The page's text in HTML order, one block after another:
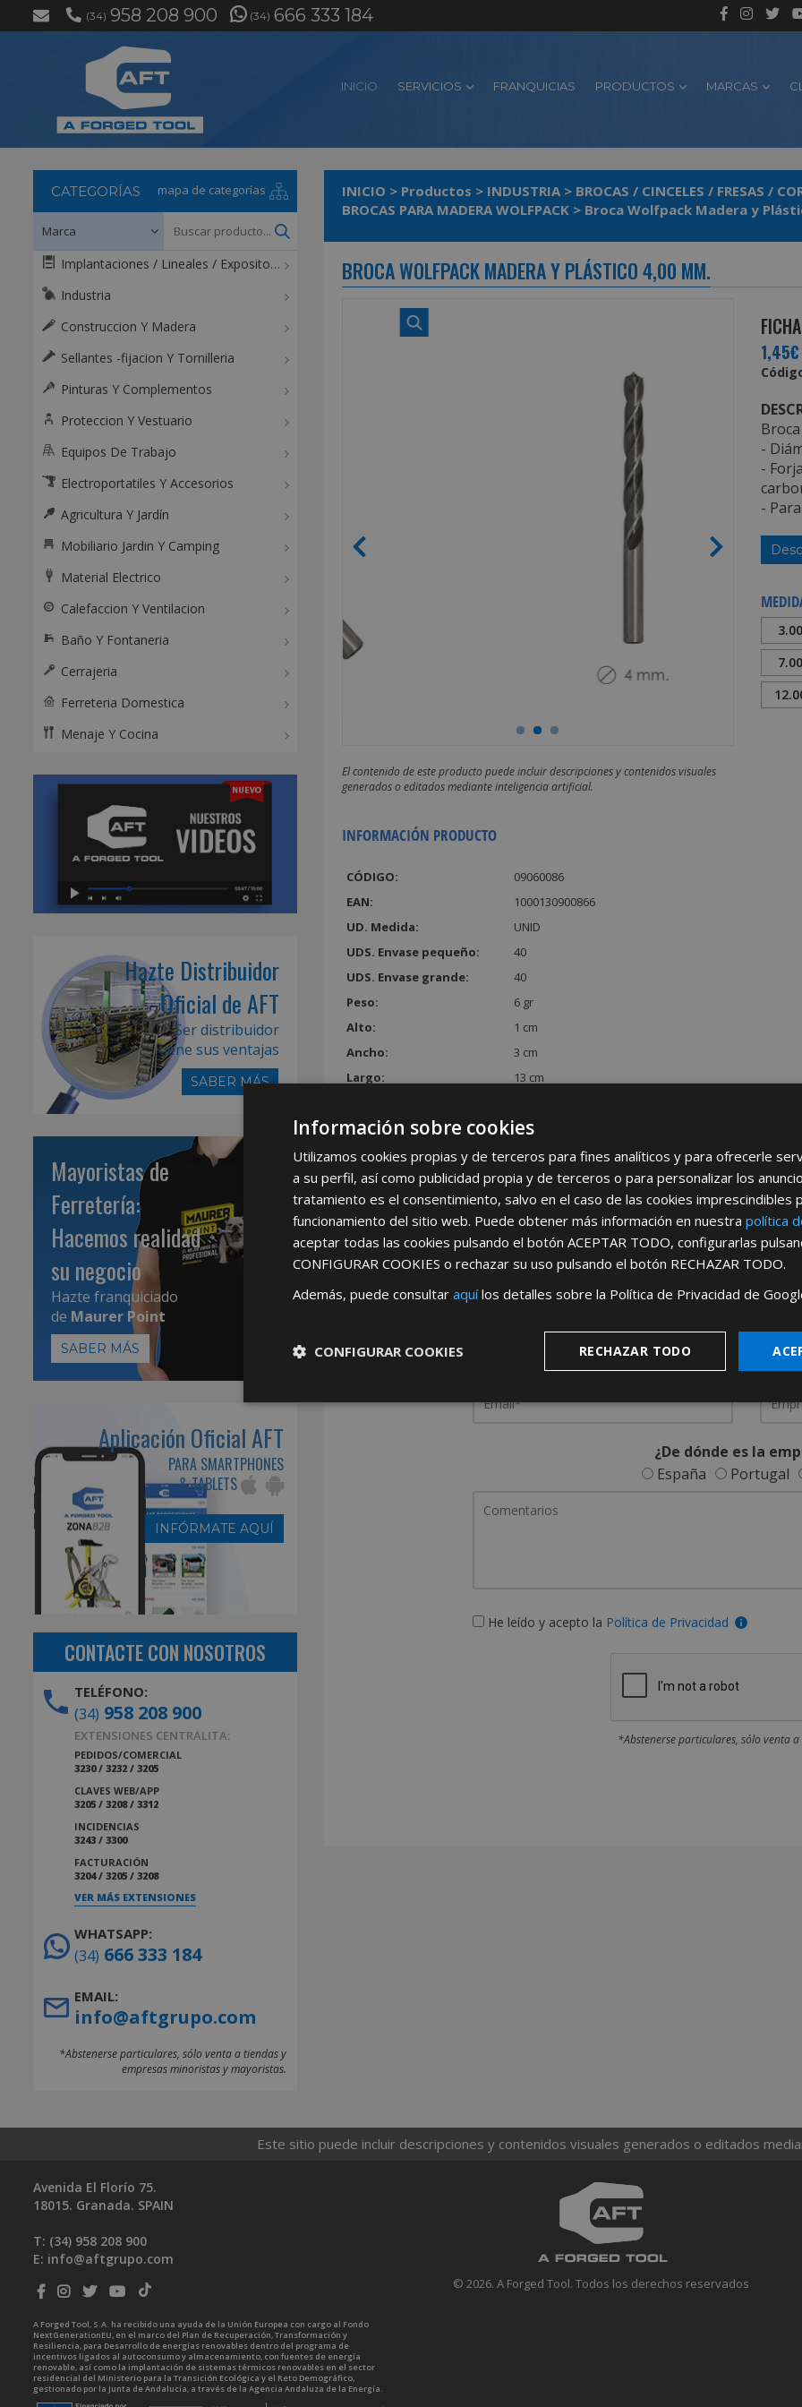
(34) 958 208 900 (34) 666 333 184
INICIO SERVICIOS FRANQUICIAS PRODUCTOS MARCAS
INICIO > Productos > INDUSTRIA > BROCAS / CINCELES / FRESAS /
BROCAS PARA MADERA WOLFPACK > Broca Wolfpack Madera y
BROCA WOLFPACK MADERA Y PLÁSTICO 4,00 MM.
El contenido de este producto puede incluir descripciones y contenidos visuales
generados o editados mediante inteligencia artificial.
INFORMACIÓN PRODUCTO
CÓDIGO:
09060086
EAN:
1000130900866
UD. Medida:
UNID
UDS. Envase pequeño:
40
UDS. Envase grande:
40
Peso:
6 gr
Alto:
1 cm
Ancho:
3 cm
Largo:
13 cm
1,45€
-
-
-
REGÍSTRATE PARA HACERTE
Desdeaquípodrá ver todas las
Rellene este formulario y nos pondremos en contacto
¿De dónde es la
España
Portugal
He leído y acepto la Política de Privacidad
*Abstenerse particulares, sólo venta
CATEGORÍAS mapa de categorías
Implantaciones / Lineales / Expositores / Mostradores
Industria
Construccion Y Madera
Sellantes -fijacion Y Tornilleria
Pinturas Y Complementos
Proteccion Y Vestuario
Equipos De Trabajo
Electroportatiles Y Accesorios
Agricultura Y Jardín
Mobiliario Jardin Y Camping
Material Electrico
Calefaccion Y Ventilacion
Baño Y Fontaneria
Cerrajeria
Ferreteria Domestica
Menaje Y Cocina
Hazte Distribuidor
Oficial de AFT
Ser distribuidor
tiene sus ventajas
SABER MÁS
Mayoristas de
Ferretería:
Hacemos realidad
su negocio
Hazte franquiciado
de Maurer Point
SABER MÁS
Aplicación Oficial AFT
PARA SMARTPHONES
& TABLETS
INFÓRMATE AQUÍ
CONTACTE CON NOSOTROS
TELÉFONO:
(34) 958 208 900
EXTENSIONES CENTRALITA:
PEDIDOS/COMERCIAL
3230 / 3232 / 3205
CLAVES WEB/APP
3205 / 3208 / 3312
INCIDENCIAS
3243 / 3300
FACTURACIÓN
3204 / 3205 / 3208
VER MÁS EXTENSIONES
WHATSAPP:
(34) 666 333 184
EMAIL:
info@aftgrupo.com
*Abstenerse particulares, sólo venta a tiendas y
empresas minoristas y mayoristas.
Este sitio puede incluir descripciones y contenidos visuales generados o editados
© 2026. A Forged Tool. Todos los derechos reservados
Avenida El Florío 75.
18015. Granada. SPAIN
T: (34) 958 208 900
E: info@aftgrupo.com
A Forged Tool, S.A. ha recibido una ayuda de la Unión Europea con cargo al Fondo
NextGenerationEU, en el marco del Plan de Recuperación, Transformación y
Resiliencia, para Desarrollo de energías renovables dentro del programa de
incentivos ligados al autoconsumo y almacenamiento, con fuentes de energía
renovable, así como la implantación de sistemas térmicos renovables en el sector
residencial del Ministerio para la Transición Ecológica y el Reto Demográfico,
gestionado por la Junta de Andalucía, a través de la Agencia Andaluza de la Energía.
Información sobre cookies
Utilizamos cookies propias y de terceros para fines analíticos y para ofrecerle
a su perfil, así como publicidad propia y de terceros o para personalizar los
tratamiento es el consentimiento, salvo en el caso de las cookies imprescindibles
funcionamiento del sitio web. Puede obtener más información en nuestra política
aceptar todas las cookies pulsando el botón ACEPTAR TODO, configurarlas
CONFIGURAR COOKIES o rechazar su uso pulsando el botón RECHAZAR TODO.
Además, puede consultar aquílos detalles sobre la Política de Privacidad de
RECHAZAR TODO
CONFIGURAR COOKIES